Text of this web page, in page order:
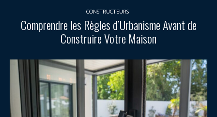
CONSTRUCTEURS
Comprendre les Règles d’Urbanisme Avant de
Construire Votre Maison